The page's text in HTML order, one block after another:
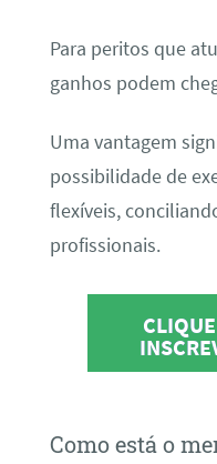
Para peritos que
ganhos podem
Uma vantagem
possibilidade de
flexíveis,
profissionais.
Como está o